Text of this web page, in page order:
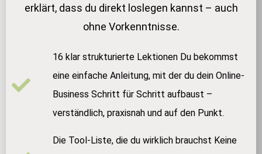
erklärt, dass du direkt loslegen kannst – auch
ohne Vorkenntnisse.
16 klar strukturierte Lektionen Du bekommst
eine einfache Anleitung, mit der du dein Online-
Business Schritt für Schritt aufbaust –
verständlich, praxisnah und auf den Punkt.
Die Tool-Liste, die du wirklich brauchst Keine